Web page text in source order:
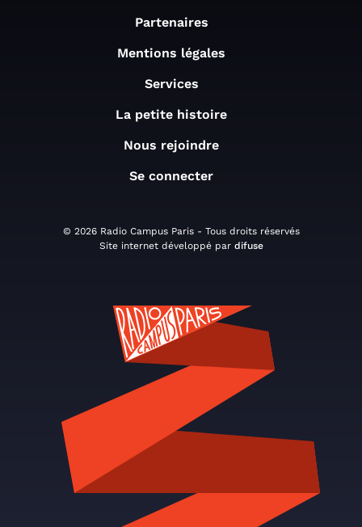
Partenaires
Mentions légales
Services
La petite histoire
Nous rejoindre
Se connecter
© 2026 Radio Campus Paris - Tous droits réservés
Site internet développé par difuse